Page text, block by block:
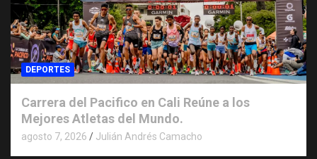
DEPORTES
Carrera del Pacifico en Cali Reúne a los
Mejores Atletas del Mundo.
agosto 7, 2026 Julián Andrés Camacho